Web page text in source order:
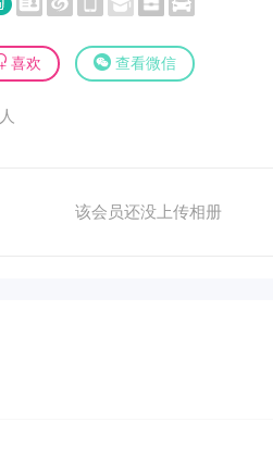
喜欢 查看微信
该会员还没上传相册